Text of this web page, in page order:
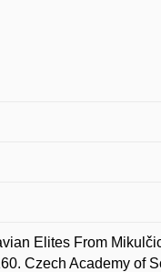
Elites From
Czech Academy of